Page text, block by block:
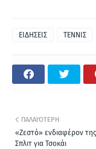
ΕΙΔΗΣΕΙΣ ΤΕΝΝΙΣ
ΠΑΛΑΙΌΤΕΡΗ
«Ζεστό» ενδιαφέρον
Σπλιτ για Τσοκάι